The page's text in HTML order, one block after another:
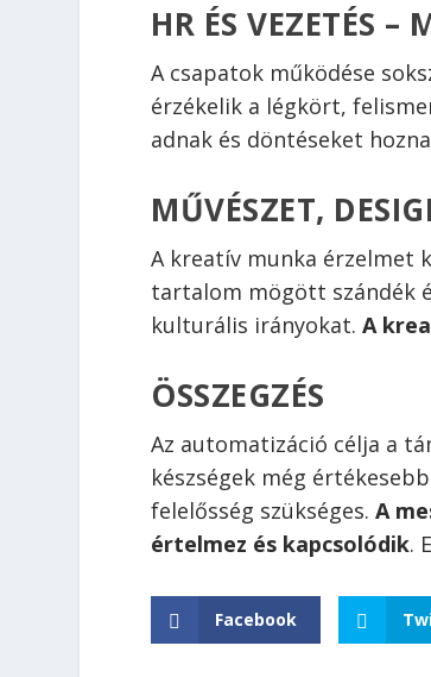
HR ÉS VEZETÉS –
A csapatok működése
érzékelik a légkört,
adnak és döntéseket
MŰVÉSZET,
A kreatív munka érzelmet
tartalom mögött szándék
kulturális irányokat.A
ÖSSZEGZÉS
Az automatizáció célja a
készségek még
felelősség szükséges.A
értelmez és kapcsolódik.
Facebook